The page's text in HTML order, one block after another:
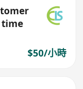
time
$50/小時